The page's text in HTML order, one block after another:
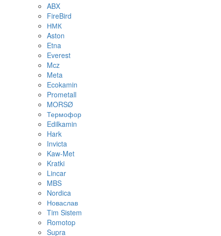
ABX
FireBird
НМК
Aston
Etna
Everest
Mcz
Meta
Ecokamin
Prometall
MORSØ
Термофор
Edilkamin
Hark
Invicta
Kaw-Met
Kratki
Lincar
MBS
Nordica
Новаслав
Tim Sistem
Romotop
Supra